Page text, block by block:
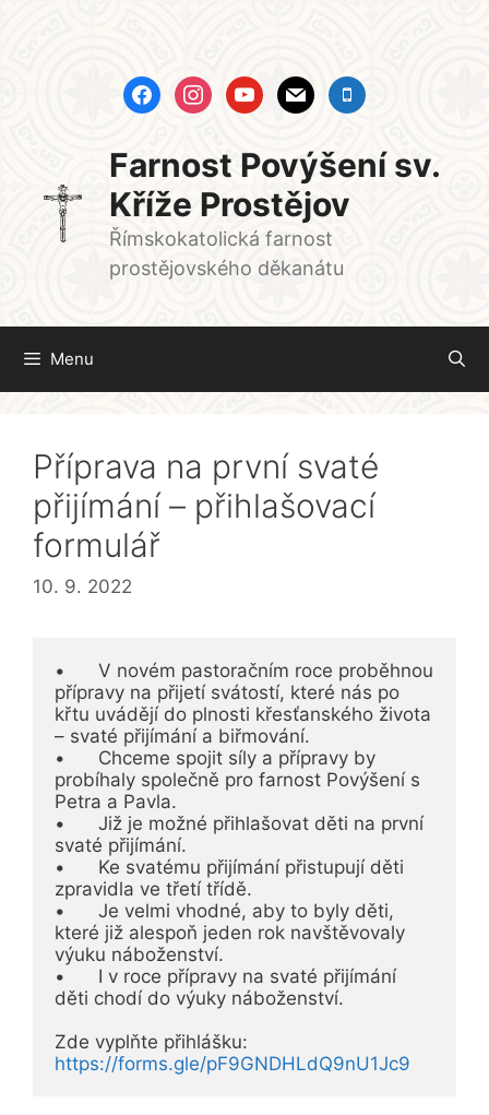
facebookinstagramyoutubemail mobile
Farnost Povýšení sv.
Kříže Prostějov
Římskokatolická farnost
prostějovského děkanátu
Menu
Příprava na první svaté
přijímání – přihlašovací
formulář
10. 9. 2022
•	V novém pastoračním roce proběhnou
přípravy na přijetí svátostí, které nás po
křtu uvádějí do plnosti křesťanského života
– svaté přijímání a biřmování.
•	Chceme spojit síly a přípravy by
probíhaly společně pro farnost Povýšení s
Petra a Pavla.
•	Již je možné přihlašovat děti na první
svaté přijímání.
•	Ke svatému přijímání přistupují děti
zpravidla ve třetí třídě.
•	Je velmi vhodné, aby to byly děti,
které již alespoň jeden rok navštěvovaly
výuku náboženství.
•	I v roce přípravy na svaté přijímání
děti chodí do výuky náboženství.
https://forms.gle/pF9GNDHLdQ9nU1Jc9